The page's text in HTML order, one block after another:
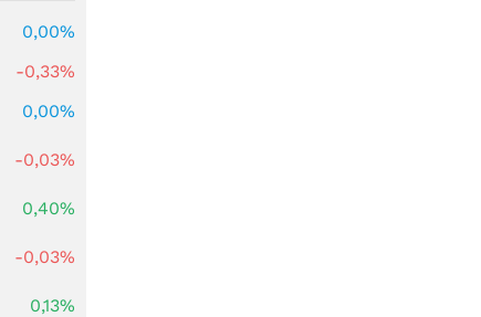
0,00%
-0,33%
0,00%
-0,03%
0,40%
-0,03%
0,13%